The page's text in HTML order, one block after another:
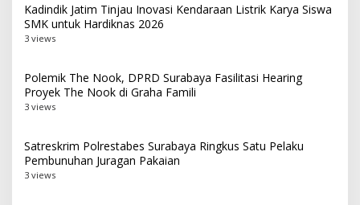
Kadindik Jatim Tinjau Inovasi Kendaraan Listrik Karya Siswa
SMK untuk Hardiknas 2026
3 views
Polemik The Nook, DPRD Surabaya Fasilitasi Hearing
Proyek The Nook di Graha Famili
3 views
Satreskrim Polrestabes Surabaya Ringkus Satu Pelaku
Pembunuhan Juragan Pakaian
3 views